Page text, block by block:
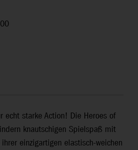
echt starke Action! Die Heroes of
knautschigen Spielspaß mit
einzigartigen elastisch-weichen